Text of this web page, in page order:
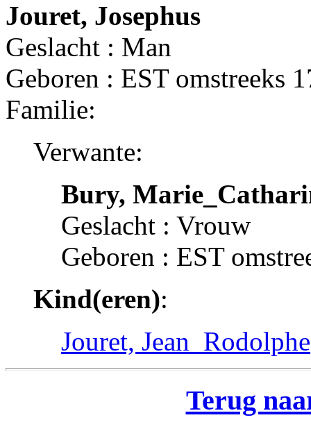
Jouret, Josephus
Geslacht : Man
Geboren : EST omstreeks
Familie:
Verwante:
Bury,
Geslacht : Vrouw
Geboren : EST
Kind(eren):
Jouret, Jean_Rodolphe
Terug